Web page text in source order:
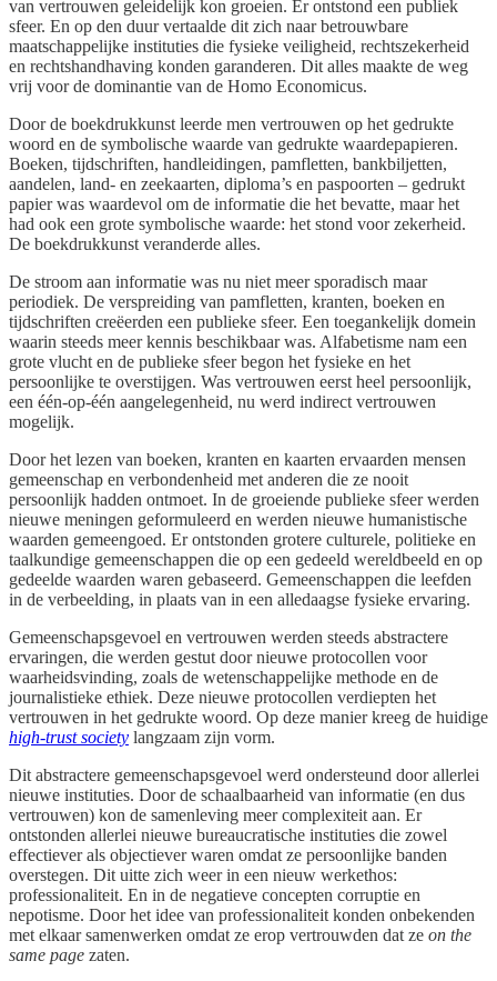
van vertrouwen geleidelijk kon groeien. Er ontstond een publiek
sfeer. En op den duur vertaalde dit zich naar betrouwbare
maatschappelijke instituties die fysieke veiligheid, rechtszekerheid
en rechtshandhaving konden garanderen. Dit alles maakte de weg
vrij voor de dominantie van de Homo Economicus.
Door de boekdrukkunst leerde men vertrouwen op het gedrukte
woord en de symbolische waarde van gedrukte waardepapieren.
Boeken, tijdschriften, handleidingen, pamfletten, bankbiljetten,
aandelen, land- en zeekaarten, diploma’s en paspoorten – gedrukt
papier was waardevol om de informatie die het bevatte, maar het
had ook een grote symbolische waarde: het stond voor zekerheid.
De boekdrukkunst veranderde alles.
De stroom aan informatie was nu niet meer sporadisch maar
periodiek. De verspreiding van pamfletten, kranten, boeken en
tijdschriften creëerden een publieke sfeer. Een toegankelijk domein
waarin steeds meer kennis beschikbaar was. Alfabetisme nam een
grote vlucht en de publieke sfeer begon het fysieke en het
persoonlijke te overstijgen. Was vertrouwen eerst heel persoonlijk,
een één-op-één aangelegenheid, nu werd indirect vertrouwen
mogelijk.
Door het lezen van boeken, kranten en kaarten ervaarden mensen
gemeenschap en verbondenheid met anderen die ze nooit
persoonlijk hadden ontmoet. In de groeiende publieke sfeer werden
nieuwe meningen geformuleerd en werden nieuwe humanistische
waarden gemeengoed. Er ontstonden grotere culturele, politieke en
taalkundige gemeenschappen die op een gedeeld wereldbeeld en op
gedeelde waarden waren gebaseerd. Gemeenschappen die leefden
in de verbeelding, in plaats van in een alledaagse fysieke ervaring.
Gemeenschapsgevoel en vertrouwen werden steeds abstractere
ervaringen, die werden gestut door nieuwe protocollen voor
waarheidsvinding, zoals de wetenschappelijke methode en de
journalistieke ethiek. Deze nieuwe protocollen verdiepten het
vertrouwen in het gedrukte woord. Op deze manier kreeg de huidige
high-trust society langzaam zijn vorm.
Dit abstractere gemeenschapsgevoel werd ondersteund door allerlei
nieuwe instituties. Door de schaalbaarheid van informatie (en dus
vertrouwen) kon de samenleving meer complexiteit aan. Er
ontstonden allerlei nieuwe bureaucratische instituties die zowel
effectiever als objectiever waren omdat ze persoonlijke banden
overstegen. Dit uitte zich weer in een nieuw werkethos:
professionaliteit. En in de negatieve concepten corruptie en
nepotisme. Door het idee van professionaliteit konden onbekenden
met elkaar samenwerken omdat ze erop vertrouwden dat ze on the
same page zaten.